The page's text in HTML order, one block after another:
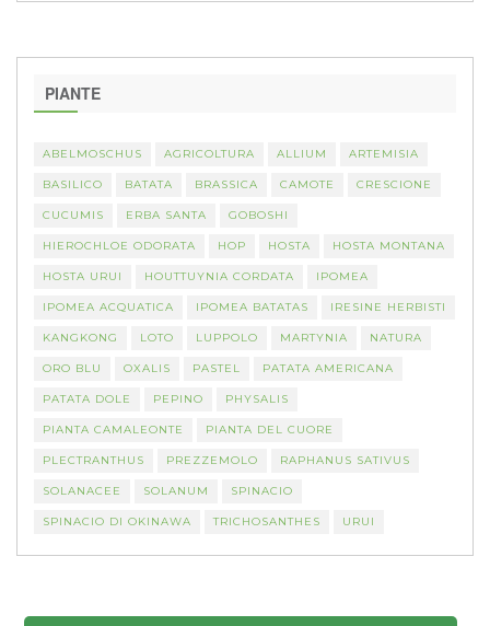
PIANTE
ABELMOSCHUS AGRICOLTURA ALLIUM ARTEMISIA
BASILICO BATATA BRASSICA CAMOTE CRESCIONE
CUCUMIS ERBA SANTA GOBOSHI
HIEROCHLOE ODORATA HOP HOSTA HOSTA MONTANA
HOSTA URUI HOUTTUYNIA CORDATA IPOMEA
IPOMEA ACQUATICA IPOMEA BATATAS IRESINE HERBISTI
KANGKONG LOTO LUPPOLO MARTYNIA NATURA
ORO BLU OXALIS PASTEL PATATA AMERICANA
PATATA DOLE PEPINO PHYSALIS
PIANTA CAMALEONTE PIANTA DEL CUORE
PLECTRANTHUS PREZZEMOLO RAPHANUS SATIVUS
SOLANACEE SOLANUM SPINACIO
SPINACIO DI OKINAWA TRICHOSANTHES URUI